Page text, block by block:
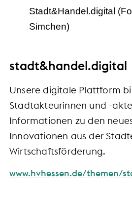
Stadt&Handel.digital
Simchen)
stadt&handel.digital
Unsere digitale Plattform
Stadtakteurinnen und -
Informationen zu den
Innovationen aus der
Wirtschaftsförderung.
www.hvhessen.de/themen/